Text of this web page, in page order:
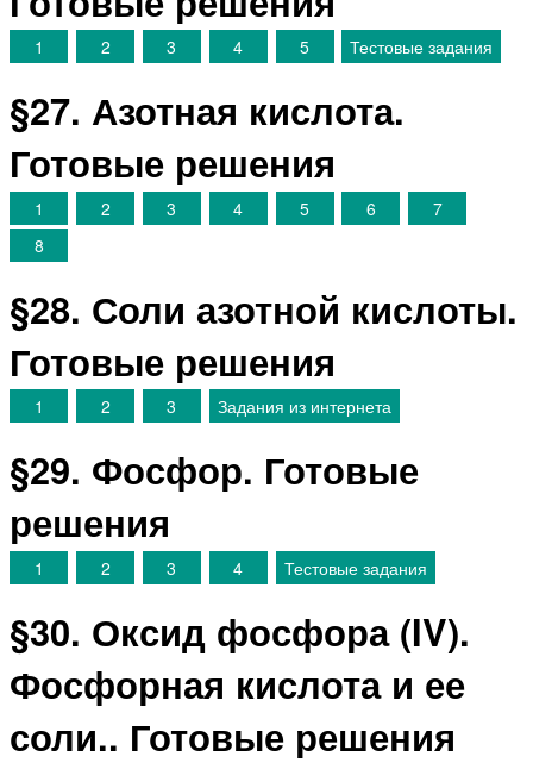
1 2 3 4 5 Тестовые задания
§27. Азотная кислота.
Готовые решения
1 2 3 4 5 6
7
8
§28. Соли азотной кислоты.
Готовые решения
1 2 3 Задания из интернета
§29. Фосфор. Готовые
решения
1 2 3 4 Тестовые задания
§30. Оксид фосфора (IV).
Фосфорная кислота и ее
соли.. Готовые решения